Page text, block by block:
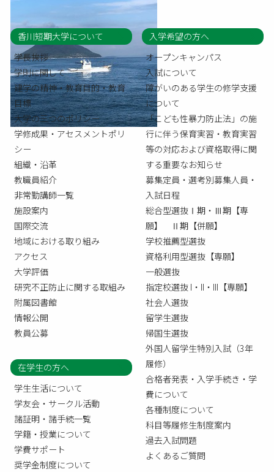
香川短期大学について
学長挨拶
学則に関して
建学の精神・教育目的・教育
目標
大学の三つのポリシー
学修成果・アセスメントポリ
シー
組織・沿革
教職員紹介
非常勤講師一覧
施設案内
国際交流
地域における取り組み
アクセス
大学評価
研究不正防止に関する取組み
附属図書館
情報公開
教員公募
入学希望の方へ
オープンキャンパス
入試について
障がいのある学生の修学支援
について
「こども性暴力防止法」の施
行に伴う保育実習・教育実習
等の対応および資格取得に関
する重要なお知らせ
募集定員・選考別募集人員・
入試日程
総合型選抜Ⅰ期・Ⅲ期【専
願】 Ⅱ期【併願】
学校推薦型選抜
資格利用型選抜【専願】
一般選抜
指定校選抜 I・II・III【専願】
社会人選抜
留学生選抜
帰国生選抜
外国人留学生特別入試（3年
履修）
合格者発表・入学手続き・学
費について
各種制度について
科目等履修生制度案内
過去入試問題
よくあるご質問
在学生の方へ
学生生活について
学友会・サークル活動
諸証明・諸手続一覧
学籍・授業について
学費サポート
奨学金制度について